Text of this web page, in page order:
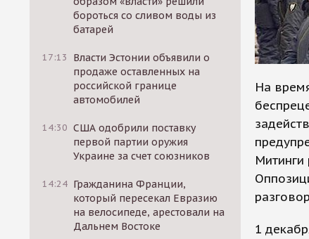
бороться со сливом воды из
батарей
17:13
Власти Эстонии объявили о
продаже оставленных на
российской границе
автомобилей
14:30 США одобрили поставку
первой партии оружия
Украине за счет союзников
14:24 Гражданина Франции,
который пересекал Евразию
на велосипеде, арестовали на
Дальнем Востоке
На
1